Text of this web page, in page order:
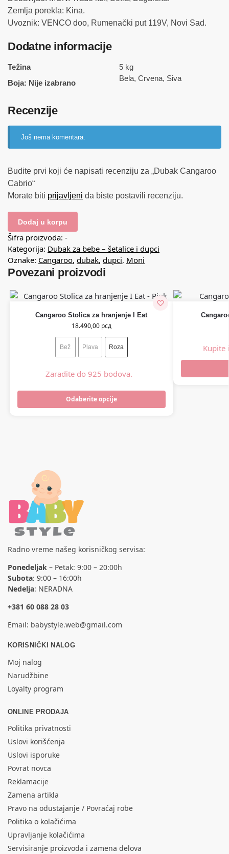
Zemlja porekla: Kina.
Uvoznik: VENCO doo, Rumenački put 119V, Novi Sad.
Dodatne informacije
Težina
5 kg
Boja: Nije izabrano
Bela, Crvena, Siva
Recenzije
Još nema komentara.
Budite prvi koji će napisati recenziju za „Dubak Cangaroo
Cabrio“
Morate biti prijavljeni da biste postavili recenziju.
Dodaj u korpu
Šifra proizvoda: -
Kategorija: Dubak za bebe – šetalice i dupci
Oznake: Cangaroo, dubak, dupci, Moni
Povezani proizvodi
Cangaroo Stolica za hranjenje I Eat
18.490,00 рсд
Bež Plava Roza
Zaradite do 925 bodova.
Odaberite opcije
Kupite
Radno vreme našeg korisničkog servisa:
Ponedeljak – Petak: 9:00 – 20:00h
Subota: 9:00 – 16:00h
Nedelja: NERADNA
+381 60 088 28 03
Email: babystyle.web@gmail.com
KORISNIČKI NALOG
Moj nalog
Narudžbine
Loyalty program
ONLINE PRODAJA
Politika privatnosti
Uslovi korišćenja
Uslovi isporuke
Povrat novca
Reklamacije
Zamena artikla
Pravo na odustajanje / Povraćaj robe
Politika o kolačićima
Upravljanje kolačićima
Servisiranje proizvoda i zamena delova